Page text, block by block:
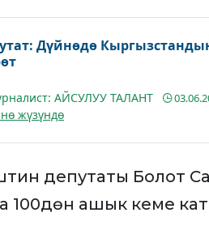
Дүйнөдө
АЙСУЛУУ ТАЛАНТ
жүзүндө
депутаты Болот
100дөн ашык кеме